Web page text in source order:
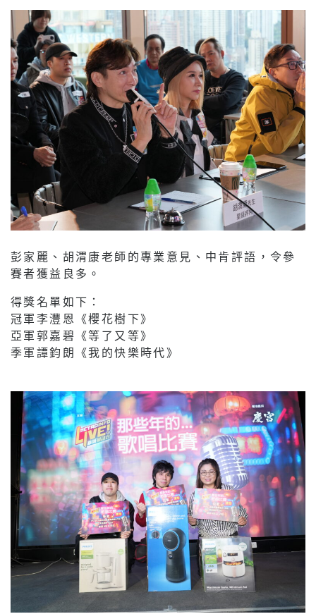
彭家麗、胡渭康老師的專業意見、中肯評語，令參
賽者獲益良多。
得獎名單如下：
冠軍李灃恩《櫻花樹下》
亞軍郭嘉碧《等了又等》
季軍譚鈞朗《我的快樂時代》